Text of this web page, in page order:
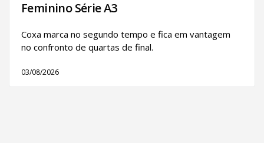
Feminino Série A3
Coxa marca no segundo tempo e fica em vantagem
no confronto de quartas de final.
03/08/2026